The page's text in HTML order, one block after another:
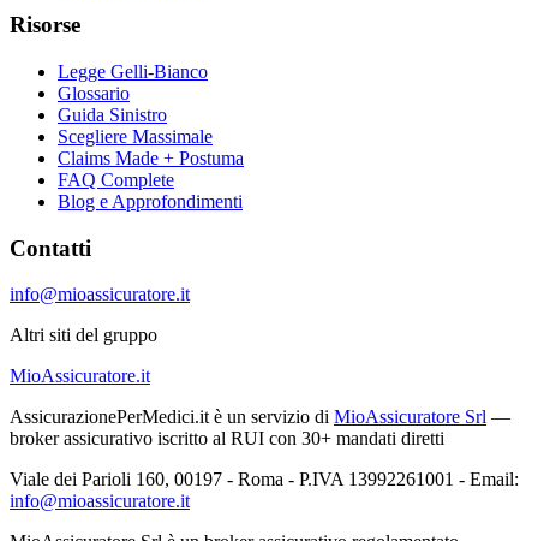
Risorse
Legge Gelli-Bianco
Glossario
Guida Sinistro
Scegliere Massimale
Claims Made + Postuma
FAQ Complete
Blog e Approfondimenti
Contatti
info@mioassicuratore.it
Altri siti del gruppo
MioAssicuratore.it
AssicurazionePerMedici.it è un servizio di MioAssicuratore Srl —
broker assicurativo iscritto al RUI con 30+ mandati diretti
Viale dei Parioli 160, 00197 - Roma - P.IVA 13992261001 - Email:
info@mioassicuratore.it